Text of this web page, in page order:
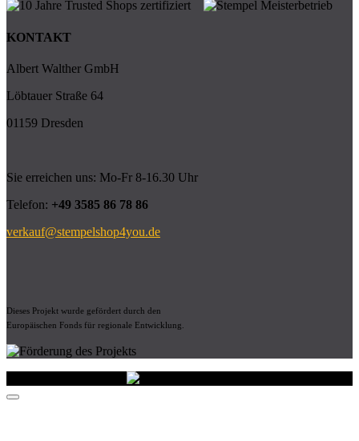
KONTAKT
Albert Walther GmbH
Löbtauer Straße 64
01159 Dresden
Sie erreichen uns: Mo-Fr 8-16.30 Uhr
Telefon: +49 3585 86 78 86
verkauf@stempelshop4you.de
Dieses Projekt wurde gefördert durch den
Europäischen Fonds für regionale Entwicklung.